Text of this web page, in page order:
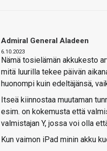
Admiral General Aladeen
6.10.2023
Nämä tosielämän akkukesto
mitä luurilla tekee päivän
huonompi kuin edeltäjänsä,
Itseä kiinnostaa muutaman
esim. on kokemusta että
valmistajan Y, jossa voi olla
Kun vaimon iPad minin akku